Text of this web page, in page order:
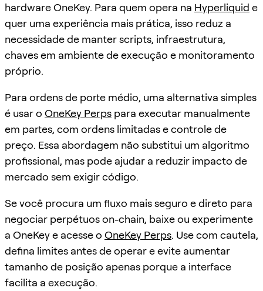
hardware OneKey. Para quem opera na Hyperliquid e
quer uma experiência mais prática, isso reduz a
necessidade de manter scripts, infraestrutura,
chaves em ambiente de execução e monitoramento
próprio.
Para ordens de porte médio, uma alternativa simples
é usar o OneKey Perps para executar manualmente
em partes, com ordens limitadas e controle de
preço. Essa abordagem não substitui um algoritmo
profissional, mas pode ajudar a reduzir impacto de
mercado sem exigir código.
Se você procura um fluxo mais seguro e direto para
negociar perpétuos on-chain, baixe ou experimente
a OneKey e acesse o OneKey Perps. Use com cautela,
defina limites antes de operar e evite aumentar
tamanho de posição apenas porque a interface
facilita a execução.